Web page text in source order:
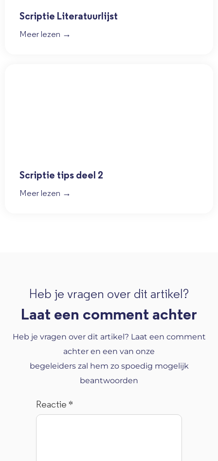
Scriptie Literatuurlijst
Meer lezen →
Scriptie tips deel 2
Meer lezen →
Heb je vragen over dit artikel?
Laat een comment achter
Heb je vragen over dit artikel? Laat een comment
achter en een van onze
begeleiders zal hem zo spoedig mogelijk
beantwoorden
Reactie*